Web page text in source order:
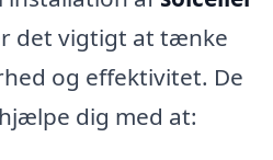
det vigtigt at tænke
og effektivitet. De
dig med at: